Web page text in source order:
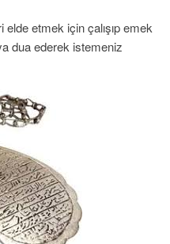
etmek için çalışıp emek
dua ederek istemeniz